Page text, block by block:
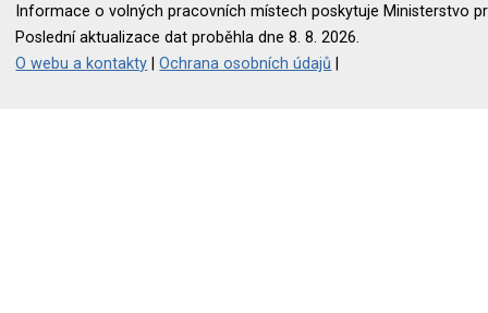
Informace o volných pracovních místech poskytuje Ministerstvo
Poslední aktualizace dat proběhla dne 8. 8. 2026.
O webu a kontakty |Ochrana osobních údajů